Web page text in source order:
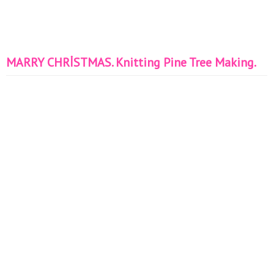
MARRY CHRİSTMAS. Knitting Pine Tree Making.